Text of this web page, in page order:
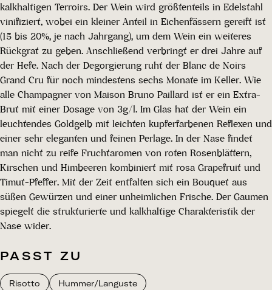
kalkhaltigen Terroirs. Der Wein wird größtenteils in Edelstahl
vinifiziert, wobei ein kleiner Anteil in Eichenfässern gereift ist
(15 bis 20%, je nach Jahrgang), um dem Wein ein weiteres
Rückgrat zu geben. Anschließend verbringt er drei Jahre auf
der Hefe. Nach der Degorgierung ruht der Blanc de Noirs
Grand Cru für noch mindestens sechs Monate im Keller. Wie
alle Champagner von Maison Bruno Paillard ist er ein Extra-
Brut mit einer Dosage von 3g/l. Im Glas hat der Wein ein
leuchtendes Goldgelb mit leichten kupferfarbenen Reflexen und
einer sehr eleganten und feinen Perlage. In der Nase findet
man nicht zu reife Fruchtaromen von roten Rosenblättern,
Kirschen und Himbeeren kombiniert mit rosa Grapefruit und
Timut-Pfeffer. Mit der Zeit entfalten sich ein Bouquet aus
süßen Gewürzen und einer unheimlichen Frische. Der Gaumen
spiegelt die strukturierte und kalkhaltige Charakteristik der
Nase wider.
PASST ZU
Risotto
Hummer/Languste